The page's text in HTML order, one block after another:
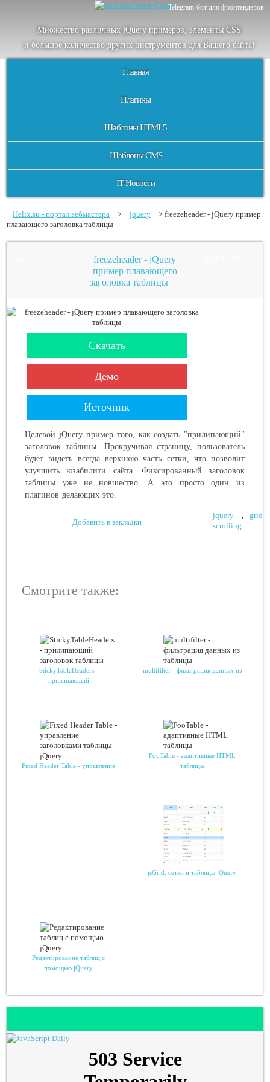
Telegram-бот для фронтендеров
Множество различных jQuery примеров, элементы CSS
и большое количество других инструментов для Вашего сайта!
Главная
Плагины
Шаблоны HTML5
Шаблоны CMS
IT-Новости
Helix.su - портал вебмастера > jquery
> freezeheader - jQuery пример
плавающего заголовка таблицы
freezeheader - jQuery
пример плавающего
заголовка таблицы
Скачать
Демо
Источник
Целевой jQuery пример того, как создать "прилипающий"
заголовок таблицы. Прокручивая страницу, пользователь
будет видеть всегда верхнюю часть сетки, что позволит
улучшить юзабилити сайта. Фиксированный заголовок
таблицы уже не новшество. А это просто один из
плагинов делающих это.
Добавить в закладки
jquery
scrolling
, grid
Смотрите также:
StickyTableHeaders -
прилипающий
multifilter - фильтрация данных из
Fixed Header Table - управление
FooTable - адаптивные HTML
таблицы
jsGrid: сетки и таблицы jQuery
Редактирование таблиц с
помощью jQuery